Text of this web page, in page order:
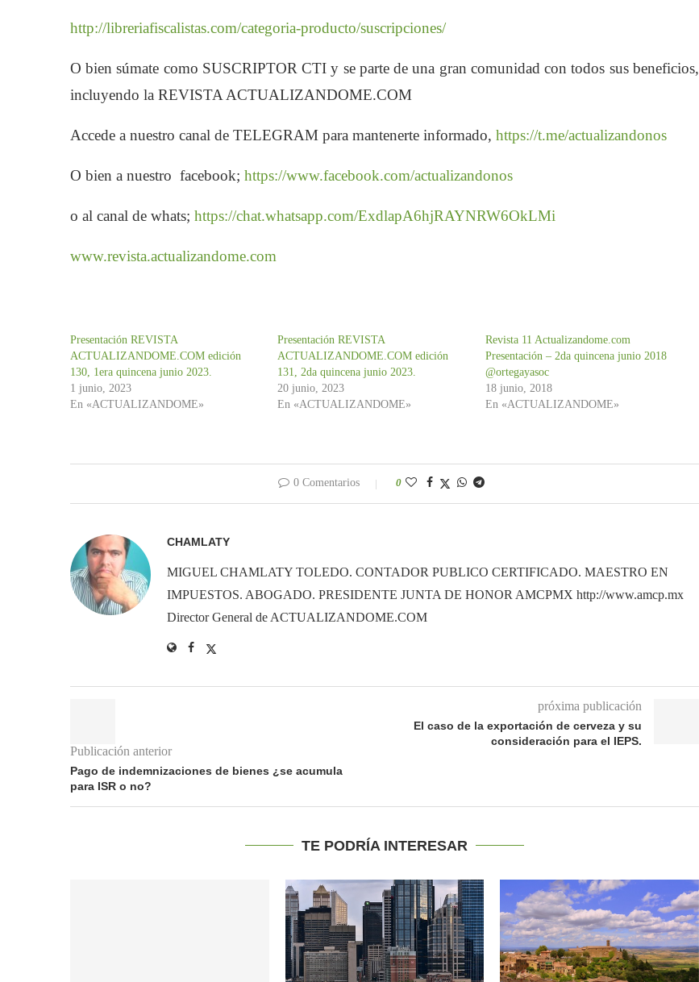
http://libreriafiscalistas.com/categoria-producto/suscripciones/
O bien súmate como SUSCRIPTOR CTI y se parte de una gran comunidad con todos sus beneficios,
incluyendo la REVISTA ACTUALIZANDOME.COM
Accede a nuestro canal de TELEGRAM para mantenerte informado, https://t.me/actualizandonos
O bien a nuestro facebook; https://www.facebook.com/actualizandonos
o al canal de whats; https://chat.whatsapp.com/ExdlapA6hjRAYNRW6OkLMi
www.revista.actualizandome.com
Presentación REVISTA
ACTUALIZANDOME.COM edición
130, 1era quincena junio 2023.
1 junio, 2023
En «ACTUALIZANDOME»
Presentación REVISTA
ACTUALIZANDOME.COM edición
131, 2da quincena junio 2023.
20 junio, 2023
En «ACTUALIZANDOME»
Revista 11 Actualizandome.com
Presentación – 2da quincena junio 2018
@ortegayasoc
18 junio, 2018
En «ACTUALIZANDOME»
0 Comentarios 0
CHAMLATY
MIGUEL CHAMLATY TOLEDO. CONTADOR PUBLICO CERTIFICADO. MAESTRO EN
IMPUESTOS. ABOGADO. PRESIDENTE JUNTA DE HONOR AMCPMX http://www.amcp.mx
Director General de ACTUALIZANDOME.COM
Publicación anterior
Pago de indemnizaciones de bienes ¿se acumula
para ISR o no?
próxima publicación
El caso de la exportación de cerveza y su
consideración para el IEPS.
TE PODRÍA INTERESAR